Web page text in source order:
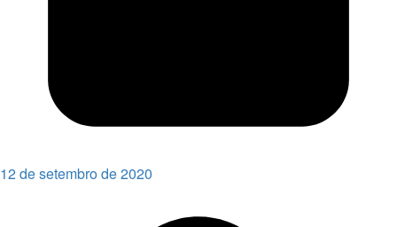
12 de setembro de 2020